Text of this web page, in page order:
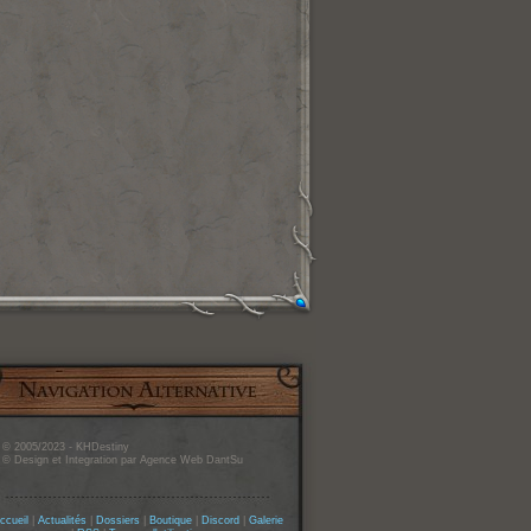
© 2005/2023 - KHDestiny
© Design et Integration par Agence Web DantSu
Actualités Dossiers| Boutique| Discord
Galerie